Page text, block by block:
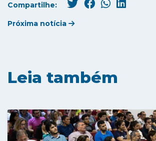
Compartilhe:
Próxima notícia
Leia também